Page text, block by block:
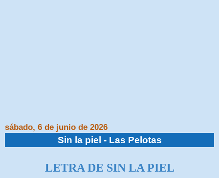
sábado, 6 de junio de 2026
Sin la piel - Las Pelotas
LETRA DE SIN LA PIEL